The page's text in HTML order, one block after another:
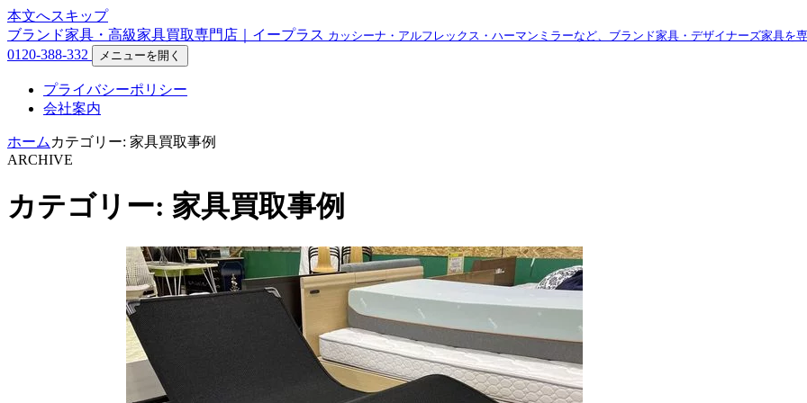
本文へスキップ
ブランド家具・高級家具買取専門店｜イープラス カッシーナ・アルフレックス・ハーマンミラーなど、ブランド家具・デザイナーズ家具を
0120-388-332 メニューを開く
プライバシーポリシー
会社案内
ホーム カテゴリー: 家具買取事例
ARCHIVE
カテゴリー: 家具買取事例